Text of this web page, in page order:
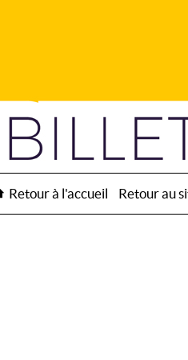
Retour à l'accueil Retour au